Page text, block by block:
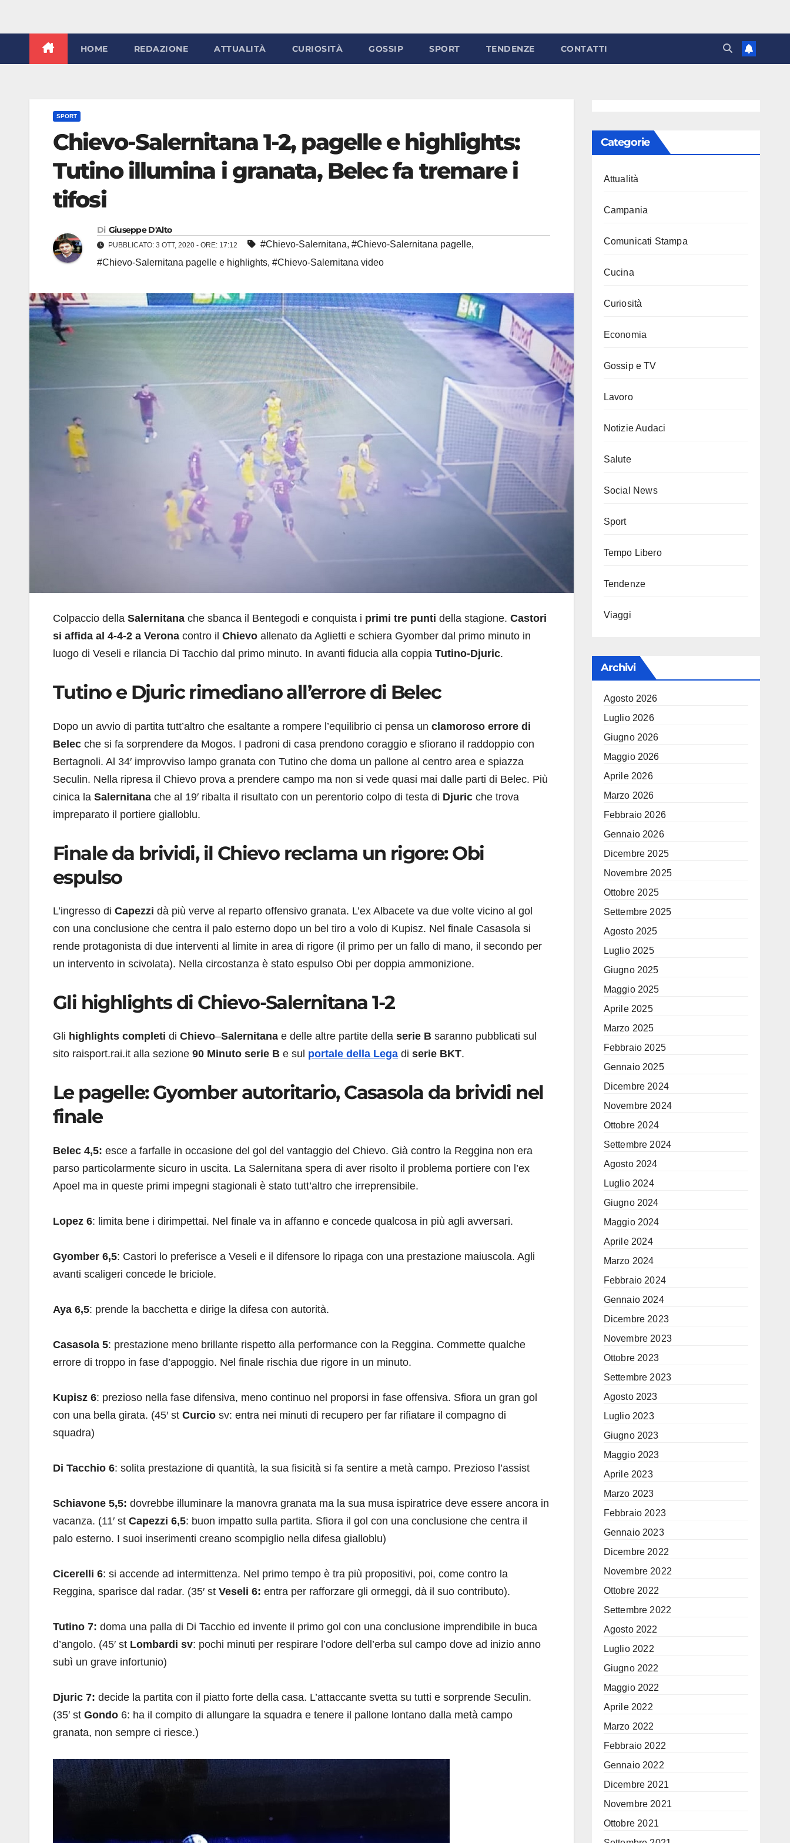
HOME REDAZIONE ATTUALITÀ CURIOSITÀ GOSSIP SPORT TENDENZE CONTATTI
SPORT
Chievo-Salernitana 1-2, pagelle e highlights:
Tutino illumina i granata, Belec fa tremare i
tifosi
Di Giuseppe D'Alto
PUBBLICATO: 3 OTT, 2020 - ORE: 17:12 #Chievo-Salernitana, #Chievo-Salernitana pagelle,
#Chievo-Salernitana pagelle e highlights, #Chievo-Salernitana video
Colpaccio della Salernitana che sbanca il Bentegodi e conquista i primi tre punti della stagione. Castori
si affida al 4-4-2 a Verona contro il Chievo allenato da Aglietti e schiera Gyomber dal primo minuto in
luogo di Veseli e rilancia Di Tacchio dal primo minuto. In avanti fiducia alla coppia Tutino-Djuric.
Tutino e Djuric rimediano all’errore di Belec
Dopo un avvio di partita tutt’altro che esaltante a rompere l’equilibrio ci pensa un clamoroso errore di
Belec che si fa sorprendere da Mogos. I padroni di casa prendono coraggio e sfiorano il raddoppio con
Bertagnoli. Al 34′ improvviso lampo granata con Tutino che doma un pallone al centro area e spiazza
Seculin. Nella ripresa il Chievo prova a prendere campo ma non si vede quasi mai dalle parti di Belec. Più
cinica la Salernitana che al 19′ ribalta il risultato con un perentorio colpo di testa di Djuric che trova
impreparato il portiere gialloblu.
Finale da brividi, il Chievo reclama un rigore: Obi
espulso
L’ingresso di Capezzi dà più verve al reparto offensivo granata. L’ex Albacete va due volte vicino al gol
con una conclusione che centra il palo esterno dopo un bel tiro a volo di Kupisz. Nel finale Casasola si
rende protagonista di due interventi al limite in area di rigore (il primo per un fallo di mano, il secondo per
un intervento in scivolata). Nella circostanza è stato espulso Obi per doppia ammonizione.
Gli highlights di Chievo-Salernitana 1-2
Gli highlights completi di Chievo–Salernitana e delle altre partite della serie B saranno pubblicati sul
sito raisport.rai.it alla sezione 90 Minuto serie B e sul portale della Lega di serie BKT.
Le pagelle: Gyomber autoritario, Casasola da brividi nel
finale
Belec 4,5: esce a farfalle in occasione del gol del vantaggio del Chievo. Già contro la Reggina non era
parso particolarmente sicuro in uscita. La Salernitana spera di aver risolto il problema portiere con l’ex
Apoel ma in queste primi impegni stagionali è stato tutt’altro che irreprensibile.
Lopez 6: limita bene i dirimpettai. Nel finale va in affanno e concede qualcosa in più agli avversari.
Gyomber 6,5: Castori lo preferisce a Veseli e il difensore lo ripaga con una prestazione maiuscola. Agli
avanti scaligeri concede le briciole.
Aya 6,5: prende la bacchetta e dirige la difesa con autorità.
Casasola 5: prestazione meno brillante rispetto alla performance con la Reggina. Commette qualche
errore di troppo in fase d’appoggio. Nel finale rischia due rigore in un minuto.
Kupisz 6: prezioso nella fase difensiva, meno continuo nel proporsi in fase offensiva. Sfiora un gran gol
con una bella girata. (45′ st Curcio sv: entra nei minuti di recupero per far rifiatare il compagno di
squadra)
Di Tacchio 6: solita prestazione di quantità, la sua fisicità si fa sentire a metà campo. Prezioso l’assist
Schiavone 5,5: dovrebbe illuminare la manovra granata ma la sua musa ispiratrice deve essere ancora in
vacanza. (11′ st Capezzi 6,5: buon impatto sulla partita. Sfiora il gol con una conclusione che centra il
palo esterno. I suoi inserimenti creano scompiglio nella difesa gialloblu)
Cicerelli 6: si accende ad intermittenza. Nel primo tempo è tra più propositivi, poi, come contro la
Reggina, sparisce dal radar. (35′ st Veseli 6: entra per rafforzare gli ormeggi, dà il suo contributo).
Tutino 7: doma una palla di Di Tacchio ed invente il primo gol con una conclusione imprendibile in buca
d’angolo. (45′ st Lombardi sv: pochi minuti per respirare l’odore dell’erba sul campo dove ad inizio anno
subì un grave infortunio)
Djuric 7: decide la partita con il piatto forte della casa. L’attaccante svetta su tutti e sorprende Seculin.
(35′ st Gondo 6: ha il compito di allungare la squadra e tenere il pallone lontano dalla metà campo
granata, non sempre ci riesce.)
Categorie
Attualità
Campania
Comunicati Stampa
Cucina
Curiosità
Economia
Gossip e TV
Lavoro
Notizie Audaci
Salute
Social News
Sport
Tempo Libero
Tendenze
Viaggi
Archivi
Agosto 2026
Luglio 2026
Giugno 2026
Maggio 2026
Aprile 2026
Marzo 2026
Febbraio 2026
Gennaio 2026
Dicembre 2025
Novembre 2025
Ottobre 2025
Settembre 2025
Agosto 2025
Luglio 2025
Giugno 2025
Maggio 2025
Aprile 2025
Marzo 2025
Febbraio 2025
Gennaio 2025
Dicembre 2024
Novembre 2024
Ottobre 2024
Settembre 2024
Agosto 2024
Luglio 2024
Giugno 2024
Maggio 2024
Aprile 2024
Marzo 2024
Febbraio 2024
Gennaio 2024
Dicembre 2023
Novembre 2023
Ottobre 2023
Settembre 2023
Agosto 2023
Luglio 2023
Giugno 2023
Maggio 2023
Aprile 2023
Marzo 2023
Febbraio 2023
Gennaio 2023
Dicembre 2022
Novembre 2022
Ottobre 2022
Settembre 2022
Agosto 2022
Luglio 2022
Giugno 2022
Maggio 2022
Aprile 2022
Marzo 2022
Febbraio 2022
Gennaio 2022
Dicembre 2021
Novembre 2021
Ottobre 2021